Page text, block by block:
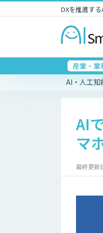
DXを推進す
産業・業
AI・人工
AI
マ
最終更新